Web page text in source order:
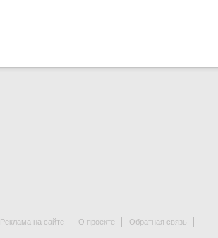
Реклама на сайте О проекте Обратная связь